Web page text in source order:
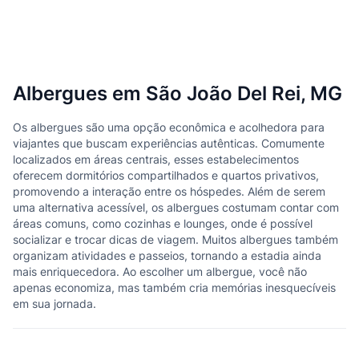
Albergues em São João Del Rei, MG
Os albergues são uma opção econômica e acolhedora para
viajantes que buscam experiências autênticas. Comumente
localizados em áreas centrais, esses estabelecimentos
oferecem dormitórios compartilhados e quartos privativos,
promovendo a interação entre os hóspedes. Além de serem
uma alternativa acessível, os albergues costumam contar com
áreas comuns, como cozinhas e lounges, onde é possível
socializar e trocar dicas de viagem. Muitos albergues também
organizam atividades e passeios, tornando a estadia ainda
mais enriquecedora. Ao escolher um albergue, você não
apenas economiza, mas também cria memórias inesquecíveis
em sua jornada.